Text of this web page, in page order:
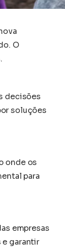
O
decisões
soluções
onde os
para
empresas
garantir